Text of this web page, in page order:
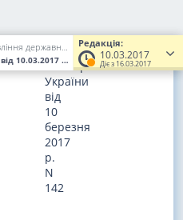
Редакція:
10.03.2017
Діє з 16.03.2017
Деякі питання управління державними унітарними підприємствами та господарськими товариствами, у статутному капіталі яких більше 50 відсотків акцій (часток) належать державі
від 10.03.2017 № 142 (Увага! Попередня
постановою
Кабінету
Міністрів
України
від
10
березня
2017
р.
N
142